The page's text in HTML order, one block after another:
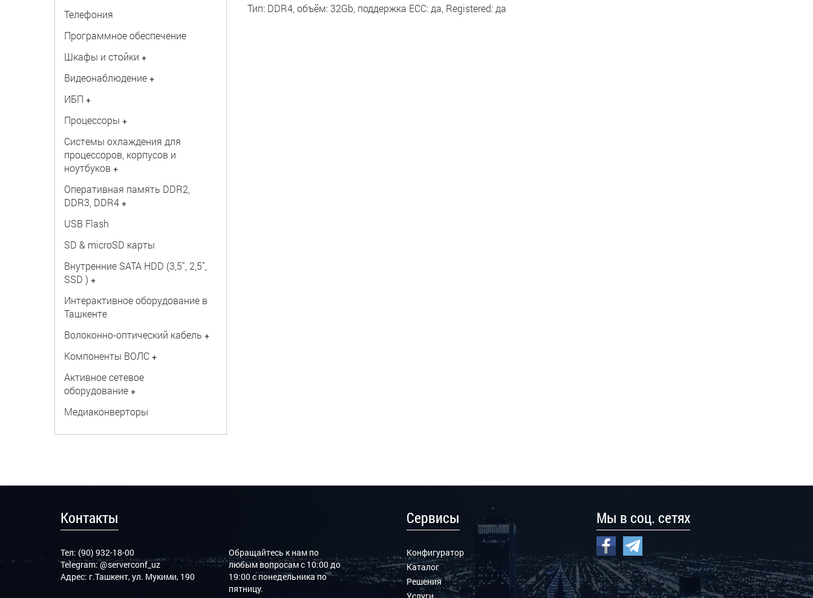
Телефония
Программное обеспечение
Шкафы и стойки +
Видеонаблюдение +
ИБП +
Процессоры +
Системы охлаждения для
процессоров, корпусов и
ноутбуков +
Оперативная память DDR2,
DDR3, DDR4 +
USB Flash
SD & microSD карты
Внутренние SATA HDD (3,5", 2,5",
SSD ) +
Интерактивное оборудование в
Ташкенте
Волоконно-оптический кабель +
Компоненты ВОЛС +
Активное сетевое
оборудование +
Медиаконверторы
Тип: DDR4, объём: 32Gb, поддержка ECC: да, Registered: да
Контакты
Тел: (90) 932-18-00
Telegram:@serverconf_uz
Адрес: г.Ташкент, ул. Мукими, 190
Обращайтесь к нам по
любым вопросам с 10:00 до
19:00 с понедельника по
пятницу.
Сервисы
Конфигуратор
Каталог
Решения
Мы в соц. сетях